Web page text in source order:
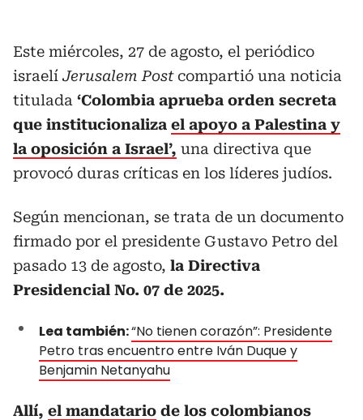
Este miércoles, 27 de agosto, el periódico
israelíJerusalem Post compartió una noticia
titulada ‘Colombia aprueba orden secreta
que institucionaliza el apoyo a Palestina y
la oposición a Israel’, una directiva que
provocó duras críticas en los líderes judíos.
Según mencionan, se trata de un documento
firmado por el presidente Gustavo Petro del
pasado 13 de agosto, la Directiva
Presidencial No. 07 de 2025.
Lea también:“No tienen corazón”: Presidente
Petro tras encuentro entre Iván Duque y
Benjamin Netanyahu
Allí, el mandatario de los colombianos